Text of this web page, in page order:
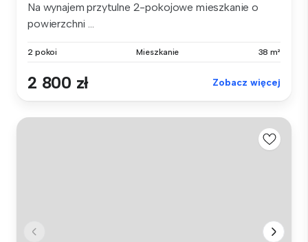
Na wynajem przytulne 2-pokojowe mieszkanie o
powierzchni ...
2 pokoi Mieszkanie 38 m²
2 800 zł Zobacz więcej